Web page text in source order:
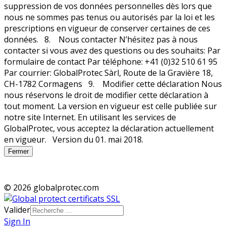
Fermer
© 2026 globalprotec.com
Valider
Sign In